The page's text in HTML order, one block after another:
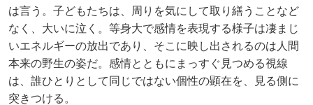
は言う。子どもたちは、周りを気にして取り繕うことなど
なく、大いに泣く。等身大で感情を表現する様子は凄まじ
いエネルギーの放出であり、そこに映し出されるのは人間
本来の野生の姿だ。感情とともにまっすぐ見つめる視線
は、誰ひとりとして同じではない個性の顕在を、見る側に
突きつける。